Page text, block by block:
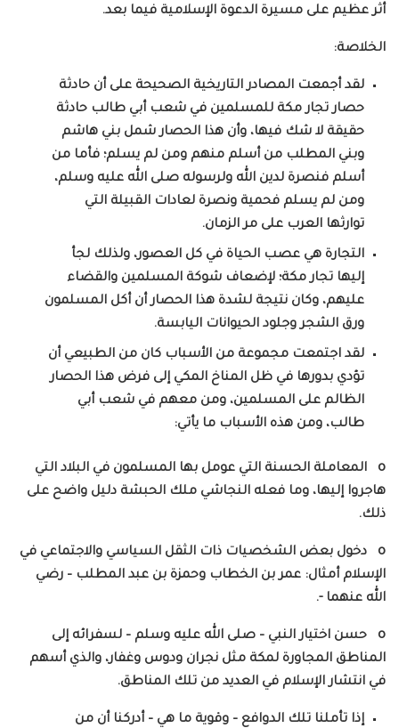
أثر عظيم على مسيرة الدعوة الإسلامية فيما بعد.
الخلاصة:
لقد أجمعت المصادر التاريخية الصحيحة على أن حادثة
حصار تجار مكة للمسلمين في شعب أبي طالب حادثة
حقيقة لا شك فيها، وأن هذا الحصار شمل بني هاشم
وبني المطلب من أسلم منهم ومن لم يسلم؛ فأما من
أسلم فنصرة لدين الله ولرسوله صلى الله عليه وسلم،
ومن لم يسلم فحمية ونصرة لعادات القبيلة التي
توارثها العرب على مر الزمان.
التجارة هي عصب الحياة في كل العصور، ولذلك لجأ
إليها تجار مكة؛ لإضعاف شوكة المسلمين والقضاء
عليهم، وكان نتيجة لشدة هذا الحصار أن أكل المسلمون
ورق الشجر وجلود الحيوانات اليابسة.
لقد اجتمعت مجموعة من الأسباب كان من الطبيعي أن
تؤدي بدورها في ظل المناخ المكي إلى فرض هذا الحصار
الظالم على المسلمين، ومن معهم في شعب أبي
طالب، ومن هذه الأسباب ما يأتي:
o المعاملة الحسنة التي عومل بها المسلمون في البلاد التي
هاجروا إليها، وما فعله النجاشي ملك الحبشة دليل واضح على
ذلك.
o دخول بعض الشخصيات ذات الثقل السياسي والاجتماعي في
الإسلام أمثال: عمر بن الخطاب وحمزة بن عبد المطلب – رضي
الله عنهما -.
o حسن اختيار النبي – صلى الله عليه وسلم – لسفرائه إلى
المناطق المجاورة لمكة مثل نجران ودوس وغفار، والذي أسهم
في انتشار الإسلام في العديد من تلك المناطق.
إذا تأملنا تلك الدوافع – وقوية ما هي – أدركنا أن من